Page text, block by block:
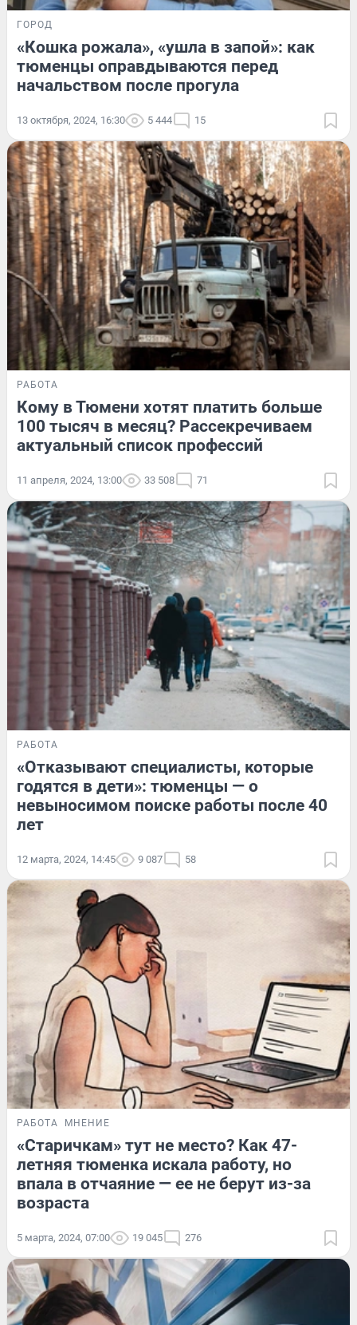
ГОРОД
«Кошка рожала», «ушла в запой»: как
тюменцы оправдываются перед
начальством после прогула
13 октября, 2024, 16:30 5 444 15
РАБОТА
Кому в Тюмени хотят платить больше
100 тысяч в месяц? Рассекречиваем
актуальный список профессий
11 апреля, 2024, 13:00 33 508 71
РАБОТА
«Отказывают специалисты, которые
годятся в дети»: тюменцы — о
невыносимом поиске работы после 40
лет
12 марта, 2024, 14:45 9 087 58
РАБОТА МНЕНИЕ
«Старичкам» тут не место? Как 47-
летняя тюменка искала работу, но
впала в отчаяние — ее не берут из-за
возраста
5 марта, 2024, 07:00 19 045 276